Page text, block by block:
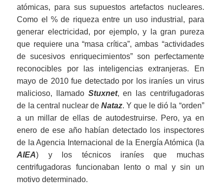
atómicas, para sus supuestos artefactos nucleares.
Como el % de riqueza entre un uso industrial, para
generar electricidad, por ejemplo, y la gran pureza
que requiere una “masa crítica”, ambas “actividades
de sucesivos enriquecimientos” son perfectamente
reconocibles por las inteligencias extranjeras. En
mayo de 2010 fue detectado por los iraníes un virus
malicioso, llamado Stuxnet, en las centrifugadoras
de la central nuclear de Nataz. Y que le dió la “orden”
a un millar de ellas de autodestruirse. Pero, ya en
enero de ese año habían detectado los inspectores
de la Agencia Internacional de la Energía Atómica (la
AIEA) y los técnicos iraníes que muchas
centrifugadoras funcionaban lento o mal y sin un
motivo determinado.